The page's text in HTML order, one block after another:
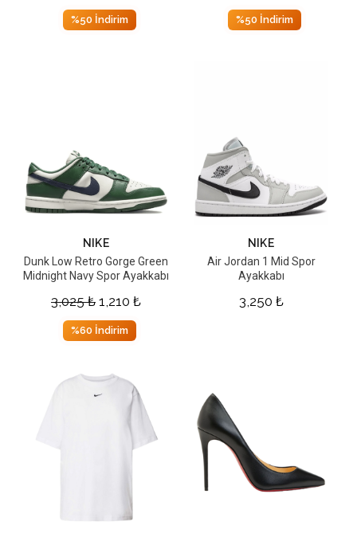
%50 İndirim %50 İndirim
NIKE
Dunk Low Retro Gorge Green
Midnight Navy Spor Ayakkabı
3,025₺ 1,210 ₺
%60 İndirim
NIKE
Air Jordan 1 Mid Spor
Ayakkabı
3,250 ₺